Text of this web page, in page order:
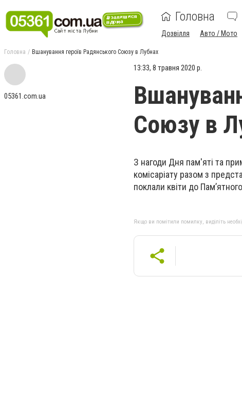
Головна
Дозвілля Авто / Мото
Головна Вшанування героїв Радянського Союзу в Лубнах
05361.com.ua
13:33, 8 травня 2020 р.
Союзу в
З нагоди Дня пам'яті та
комісаріату разом з
поклали квіти до
Якщо ви помітили помилку, виділіть